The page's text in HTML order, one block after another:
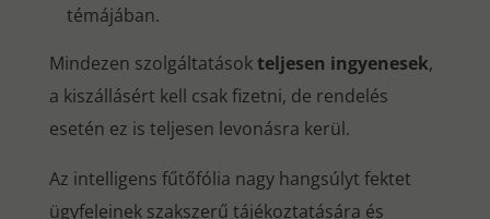
témájában.
Mindezen szolgáltatásokteljesen ingyenesek,
a kiszállásért kell csak fizetni, de rendelés
esetén ez is teljesen levonásra kerül.
Az intelligens fűtőfólia nagy hangsúlyt fektet
ügyfeleinek szakszerű tájékoztatására és